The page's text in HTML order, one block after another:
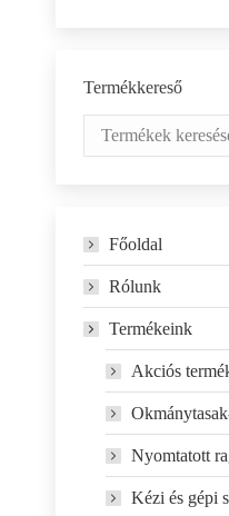
Termékkereső
Főoldal
Rólunk
Termékeink
Akciós
Nyomtatott
Kézi és gépi